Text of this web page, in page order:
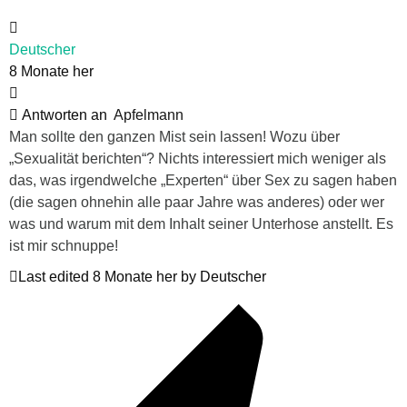
Deutscher
8 Monate her
Antworten an Apfelmann
Man sollte den ganzen Mist sein lassen! Wozu über
„Sexualität berichten“? Nichts interessiert mich weniger als
das, was irgendwelche „Experten“ über Sex zu sagen haben
(die sagen ohnehin alle paar Jahre was anderes) oder wer
was und warum mit dem Inhalt seiner Unterhose anstellt. Es
ist mir schnuppe!
Last edited 8 Monate her by Deutscher